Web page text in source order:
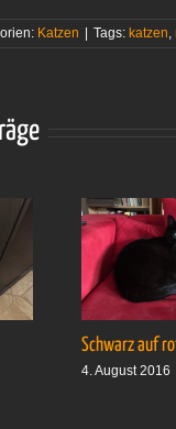
Katzen | Tags: katzen
Schwarz auf
4. August 2016